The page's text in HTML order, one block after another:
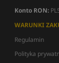
Konto RON:
WARUNKI
Regulamin
Polityka